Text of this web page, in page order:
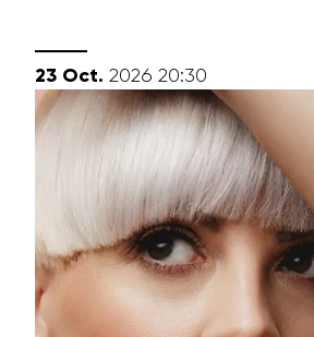
23 octobre
Oct. 2026 20:30